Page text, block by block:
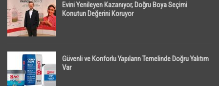
Evini Yenileyen Kazanıyor, Doğru Boya Seçimi
Konutun Değerini Koruyor
Güvenli ve Konforlu Yapıların Temelinde Doğru Yalıtım
Var